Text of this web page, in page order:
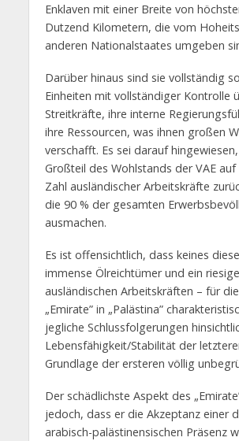
Enklaven mit einer Breite von
Dutzend Kilometern, die vom
anderen Nationalstaates umgeben
Darüber hinaus sind sie vollständig
Einheiten mit vollständiger Kontrolle
Streitkräfte, ihre interne
ihre Ressourcen, was ihnen großen
verschafft. Es sei darauf
Großteil des Wohlstands der VAE
Zahl ausländischer Arbeitskräfte
die 90 % der gesamten
ausmachen.
Es ist offensichtlich, dass keines
immense Ölreichtümer und ein
ausländischen Arbeitskräften – für
„Emirate” in „Palästina”
jegliche Schlussfolgerungen
Lebensfähigkeit/Stabilität der
Grundlage der ersteren völlig
Der schädlichste Aspekt des
jedoch, dass er die Akzeptanz einer
arabisch-palästinensischen Präsenz